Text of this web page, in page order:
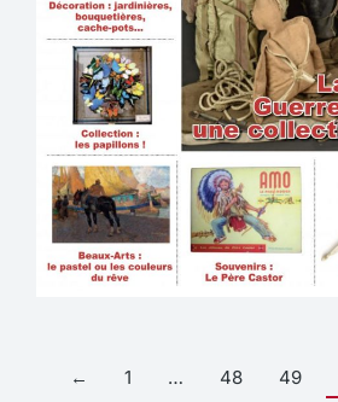
← 1 … 48 49